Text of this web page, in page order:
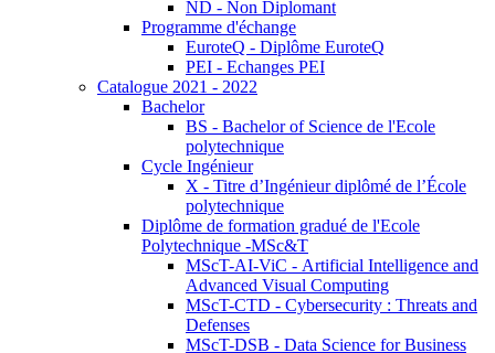
ND - Non Diplomant
Programme d'échange
EuroteQ - Diplôme EuroteQ
PEI - Echanges PEI
Catalogue 2021 - 2022
Bachelor
BS - Bachelor of Science de l'Ecole
polytechnique
Cycle Ingénieur
X - Titre d’Ingénieur diplômé de l’École
polytechnique
Diplôme de formation gradué de l'Ecole
Polytechnique -MSc&T
MScT-AI-ViC - Artificial Intelligence and
Advanced Visual Computing
MScT-CTD - Cybersecurity : Threats and
Defenses
MScT-DSB - Data Science for Business